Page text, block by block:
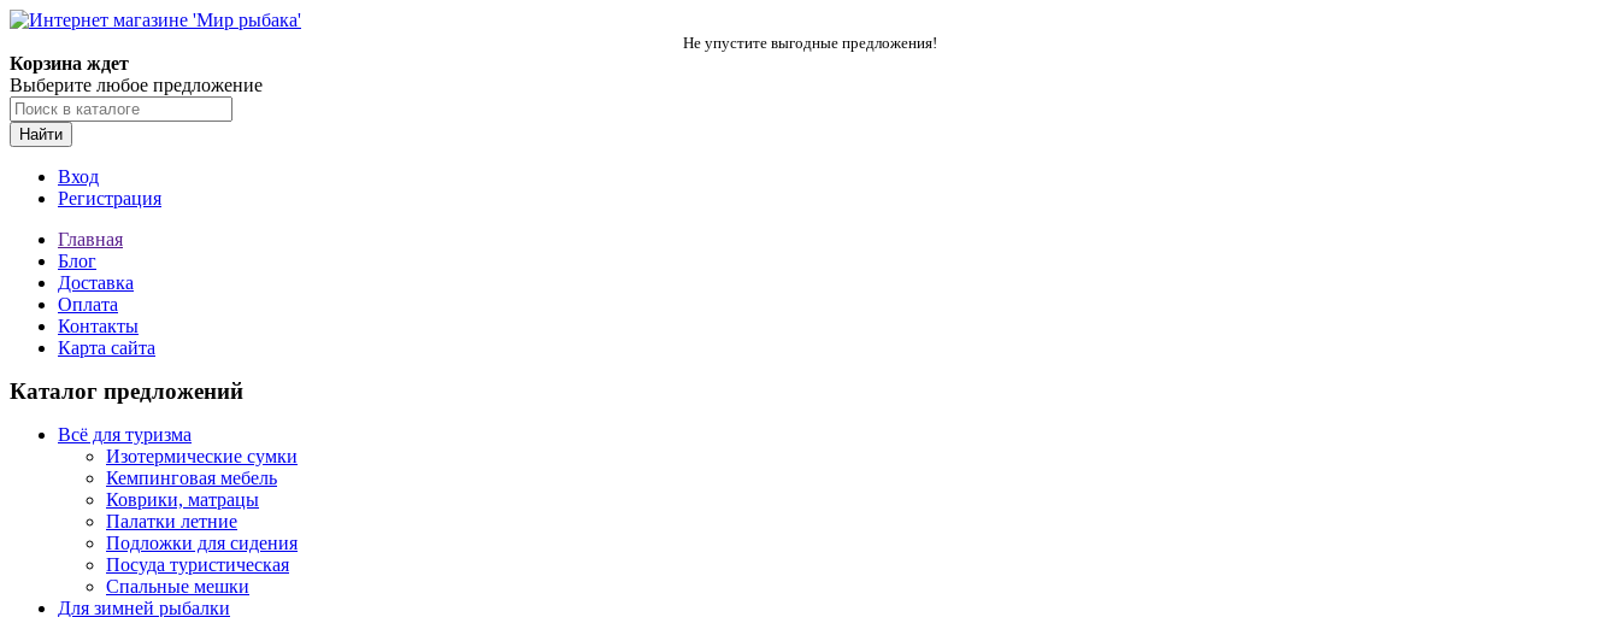
Не упустите выгодные предложения!
Корзина ждет
Выберите любое предложение
Найти
Вход
Регистрация
Главная
Блог
Доставка
Оплата
Контакты
Карта сайта
Каталог предложений
Всё для туризма
Изотермические сумки
Кемпинговая мебель
Коврики, матрацы
Палатки летние
Подложки для сидения
Посуда туристическая
Спальные мешки
Для зимней рыбалки